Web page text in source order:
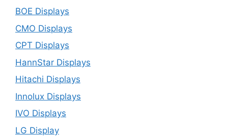
BOE Displays
CMO Displays
CPT Displays
HannStar Displays
Hitachi Displays
Innolux Displays
IVO Displays
LG Display